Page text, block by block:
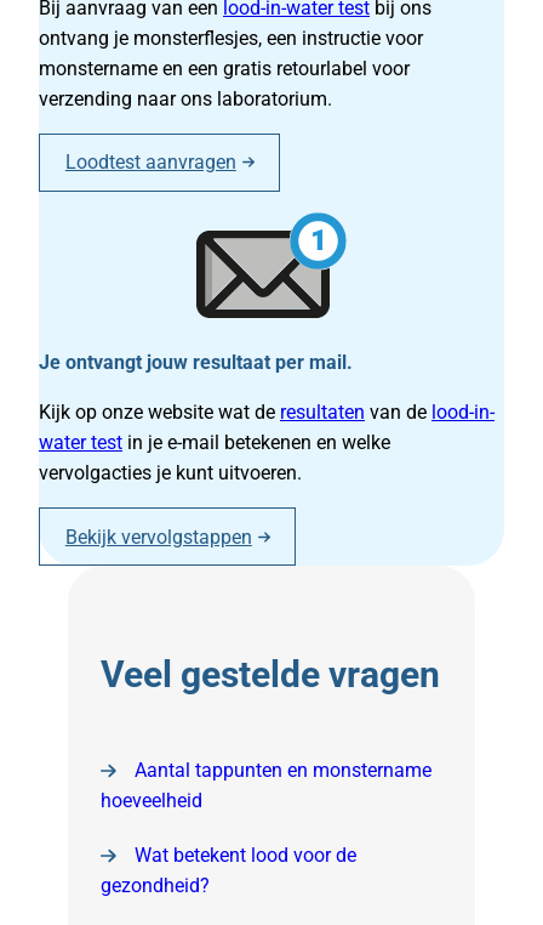
Bij aanvraag van een lood-in-water test bij ons
ontvang je monsterflesjes, een instructie voor
monstername en een gratis retourlabel voor
verzending naar ons laboratorium.
Loodtest aanvragen
Je ontvangt jouw resultaat per mail.
Kijk op onze website wat de resultaten van de lood-in-
water test in je e-mail betekenen en welke
vervolgacties je kunt uitvoeren.
Bekijk vervolgstappen
Veel gestelde vragen
Aantal tappunten en monstername
hoeveelheid
Wat betekent lood voor de
gezondheid?